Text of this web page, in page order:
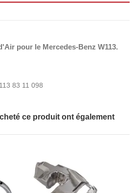
pour le Mercedes-Benz W113.
83 11 098
ce produit ont également